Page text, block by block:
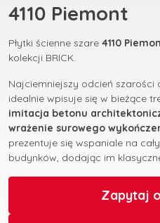
4110 Piemont
Płytki ścienne szare 4110
kolekcji BRICK.
Najciemniejszy odcień szarości
idealnie wpisuje się w bieżące
imitacja betonu
wrażenie surowego
prezentuje się wspaniale na
budynków, dodając im
Zapytaj